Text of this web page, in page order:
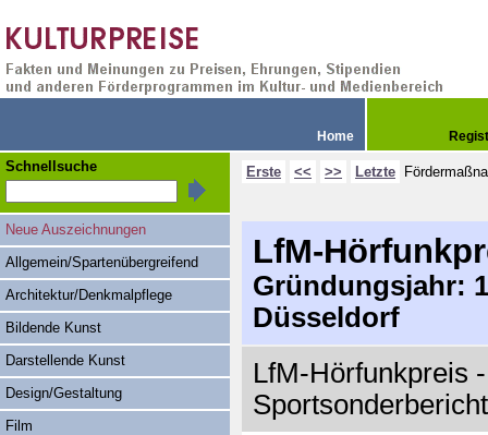
Home
Erste << >> Letzte
LfM-
Gründungsjahr:
Düsseldorf
LfM-Hörfunkpreis
Schnellsuche
Neue Auszeichnungen
Allgemein/Spartenübergreifend
Architektur/Denkmalpflege
Bildende Kunst
Darstellende Kunst
Design/Gestaltung
Film